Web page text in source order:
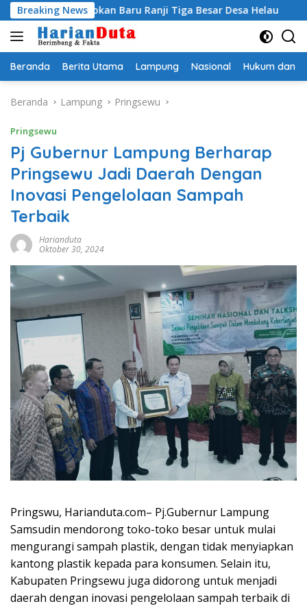
Langsung
ke
konten
Breaking News
Baru Ranji Tiga Besar Desa Helau Komitmen
Beranda Berita Utama Lampung Nasional Hukum dan
Beranda Lampung Pringsewu
Pringsewu
Pj Gubernur Lampung Berharap
Pringsewu Jadi Daerah Dengan
Inovasi Pengelolaan Sampah
Terbaik
Harianduta
Oktober 30, 2024
Pringswu, Harianduta.com– Pj.Gubernur Lampung
Samsudin mendorong toko-toko besar untuk mulai
mengurangi sampah plastik, dengan tidak menyiapkan
kantong plastik kepada para konsumen. Selain itu,
Kabupaten Pringsewu juga didorong untuk menjadi
daerah dengan inovasi pengelolaan sampah terbaik di